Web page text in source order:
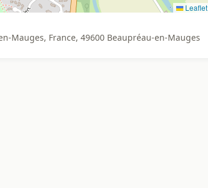
Leaflet
Mauges, France, 49600 Beaupréau-en-Mauges